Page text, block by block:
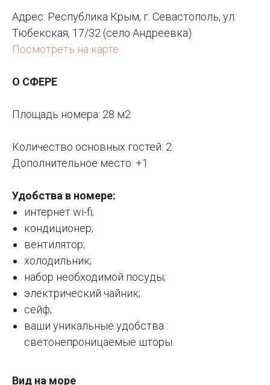
Адрес: Республика Крым, г. Севастополь, ул.
Тюбекская, 17/32 (село Андреевка)
Посмотреть на карте
О СФЕРЕ
Площадь номера: 28 м2
Количество основных гостей: 2
Дополнительное место: +1
Удобства в номере:
интернет wi-fi;
кондиционер;
вентилятор;
холодильник;
набор необходимой посуды;
электрический чайник;
сейф;
ваши уникальные удобства :
светонепроницаемые шторы.
Вид на море